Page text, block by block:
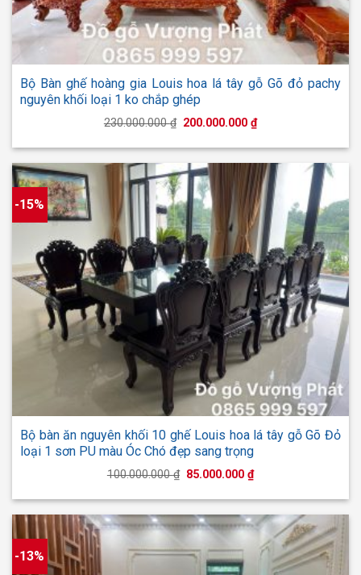
Bộ Bàn ghế hoàng gia Louis hoa lá tây gỗ Gõ đỏ pachy
nguyên khối loại 1 ko chắp ghép
230.000.000₫ Giá
là:
200.000.000₫Giá
hiện
tại
200.000.000 ₫.
-15%
Bộ bàn ăn nguyên khối 10 ghế Louis hoa lá tây gỗ Gõ Đỏ
loại 1 sơn PU màu Óc Chó đẹp sang trọng
100.000.000₫ Giá
là:
85.000.000₫Giá
tại
85.000.000 ₫.
-13%